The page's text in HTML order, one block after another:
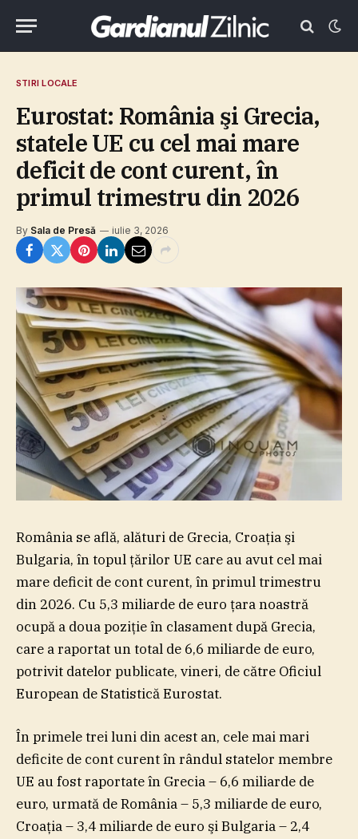
STIRI LOCALE
Eurostat: România şi Grecia,
statele UE cu cel mai mare
deficit de cont curent, în
primul trimestru din 2026
By Sala de Presă iulie 3, 2026
România se află, alături de Grecia, Croaţia şi
Bulgaria, în topul ţărilor UE care au avut cel mai
mare deficit de cont curent, în primul trimestru
din 2026. Cu 5,3 miliarde de euro ţara noastră
ocupă a doua poziţie în clasament după Grecia,
care a raportat un total de 6,6 miliarde de euro,
potrivit datelor publicate, vineri, de către Oficiul
European de Statistică Eurostat.
În primele trei luni din acest an, cele mai mari
deficite de cont curent în rândul statelor membre
UE au fost raportate în Grecia – 6,6 miliarde de
euro, urmată de România – 5,3 miliarde de euro,
Croaţia – 3,4 miliarde de euro şi Bulgaria – 2,4